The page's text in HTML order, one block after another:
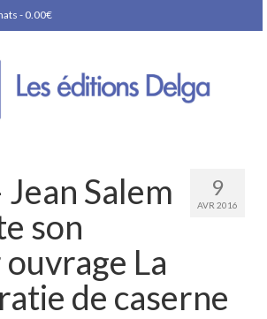
- 0.00€
9
AVR 2016
Salem
son
La
de caserne